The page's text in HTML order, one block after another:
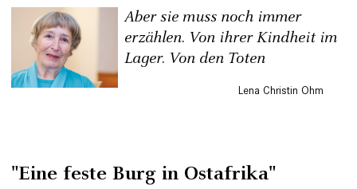
Aber sie muss noch immer
erzählen. Von ihrer Kindheit im
Lager. Von den Toten
Lena Christin Ohm
"Eine feste Burg in Ostafrika"